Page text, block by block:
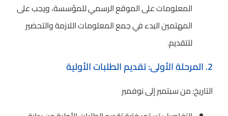
المعلومات على الموقع الرسمي للمؤسسة، ويجب على
المهتمين البدء في جمع المعلومات اللازمة والتحضير
للتقديم.
2. المرحلة الأولى: تقديم الطلبات الأولية
التاريخ: من سبتمبر إلى نوفمبر